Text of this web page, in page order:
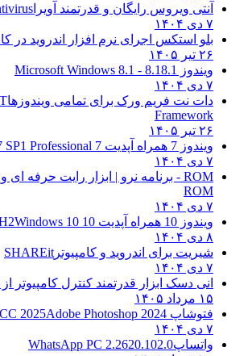
آنتی ویروس رایگان و قدرتمند آویرا Antivirus
بلو استکس اجرای نرم افزار اندروید در کام
ویندوز 8.18.1 - Microsoft Windows 8.1
دات نت فریم ورک برای تمامی ویندوزها
Framework
ویندوز 7 همراه آپدیت 7 SP1
7 SP1 Professional
ROM - برنامه نرو | ابزار رایت حرفه ای و
ROM
ویندوز 10 همراه آپدیت 10 22H2
Windows 10
شیریت برای اندروید و کامپیوترSHAREit
انی دسک ابزار قدرتمند کنترل کامپیوتر از
فتوشاپ CC 2025Adobe Photoshop 2024
واتساپWhatsApp PC 2.2620.102.0